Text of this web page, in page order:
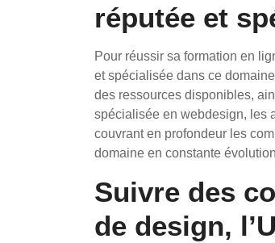
réputée et
Pour réussir sa formation en
et spécialisée dans ce
des ressources disponibles,
spécialisée en webdesign, les
couvrant en profondeur les
domaine en constante
Suivre des
de design,